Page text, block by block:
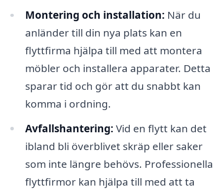
Montering och installation: När du
anländer till din nya plats kan en
flyttfirma hjälpa till med att montera
möbler och installera apparater. Detta
sparar tid och gör att du snabbt kan
komma i ordning.
Avfallshantering: Vid en flytt kan det
ibland bli överblivet skräp eller saker
som inte längre behövs. Professionella
flyttfirmor kan hjälpa till med att ta